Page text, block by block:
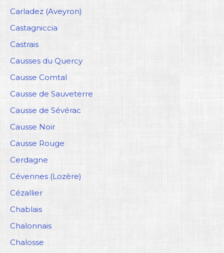
Carladez (Aveyron)
Castagniccia
Castrais
Causses du Quercy
Causse Comtal
Causse de Sauveterre
Causse de Sévérac
Causse Noir
Causse Rouge
Cerdagne
Cévennes (Lozère)
Cézallier
Chablais
Chalonnais
Chalosse